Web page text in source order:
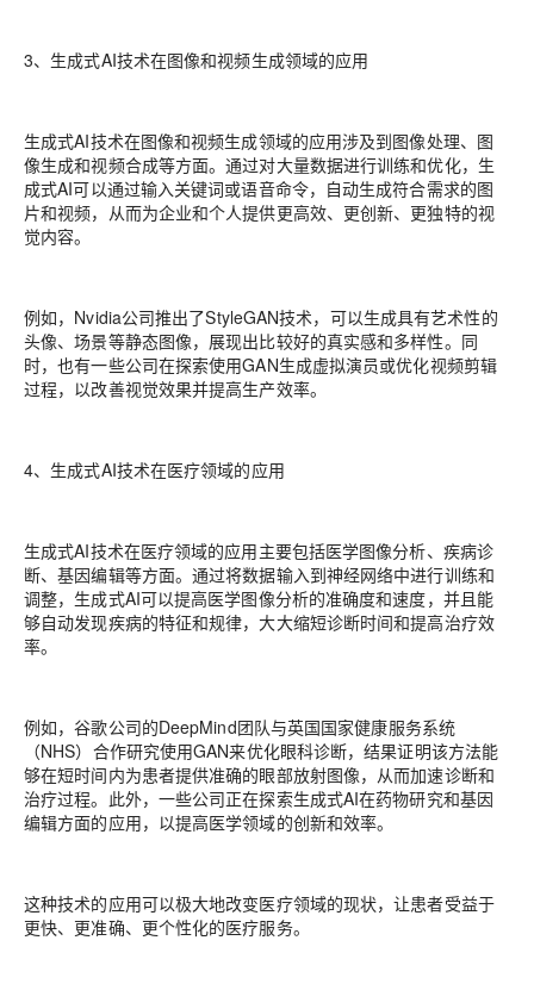
3、生成式AI技术在图像和视频生成领域的应用
生成式AI技术在图像和视频生成领域的应用涉及到图像处理、图
像生成和视频合成等方面。通过对大量数据进行训练和优化，生
成式AI可以通过输入关键词或语音命令，自动生成符合需求的图
片和视频，从而为企业和个人提供更高效、更创新、更独特的视
觉内容。
例如，Nvidia公司推出了StyleGAN技术，可以生成具有艺术性的
头像、场景等静态图像，展现出比较好的真实感和多样性。同
时，也有一些公司在探索使用GAN生成虚拟演员或优化视频剪辑
过程，以改善视觉效果并提高生产效率。
4、生成式AI技术在医疗领域的应用
生成式AI技术在医疗领域的应用主要包括医学图像分析、疾病诊
断、基因编辑等方面。通过将数据输入到神经网络中进行训练和
调整，生成式AI可以提高医学图像分析的准确度和速度，并且能
够自动发现疾病的特征和规律，大大缩短诊断时间和提高治疗效
率。
例如，谷歌公司的DeepMind团队与英国国家健康服务系统
（NHS）合作研究使用GAN来优化眼科诊断，结果证明该方法能
够在短时间内为患者提供准确的眼部放射图像，从而加速诊断和
治疗过程。此外，一些公司正在探索生成式AI在药物研究和基因
编辑方面的应用，以提高医学领域的创新和效率。
这种技术的应用可以极大地改变医疗领域的现状，让患者受益于
更快、更准确、更个性化的医疗服务。